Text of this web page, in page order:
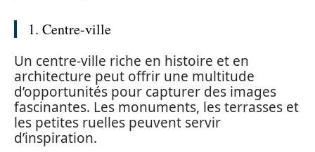
1. Centre-ville
Un centre-ville riche en histoire et en
architecture peut offrir une multitude
d’opportunités pour capturer des images
fascinantes. Les monuments, les terrasses et
les petites ruelles peuvent servir
d’inspiration.